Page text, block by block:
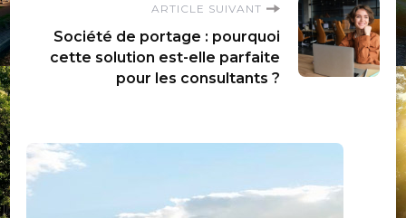
ARTICLE SUIVANT
Société de portage : pourquoi
cette solution est-elle parfaite
pour les consultants ?